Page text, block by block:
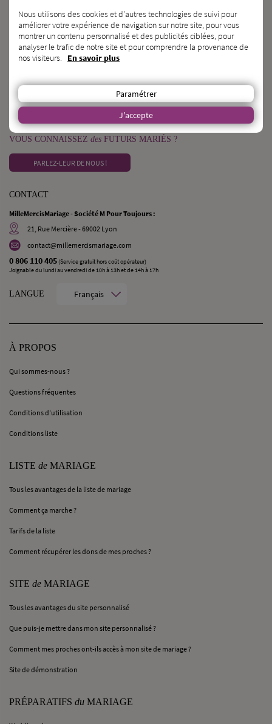
BESOINd’uneCAGNOTTE GÉNÉRALISTE ?
DÉCOUVRIR KAGNOTTE.COM
PROFESSIONNELduMARIAGE ?
INSCRIVEZ-VOUS SUR L’ANNUAIRE
VOUS CONNAISSEZ des FUTURS MARIÉS ?
PARLEZ-LEUR DE NOUS !
CONTACT
MilleMercisMariage - Société M Pour Toujours :
21, Rue Mercière - 69002 Lyon
contact@millemercismariage.com
0 806 110 405 (Service gratuit hors coût opérateur)
Joignable du lundi au vendredi de 10h à 13h et de 14h à 17h
LANGUE Français
À PROPOS
Qui sommes-nous ?
Questions fréquentes
Conditions d’utilisation
Conditions liste
LISTE de MARIAGE
Tous les avantages de la liste de mariage
Comment ça marche ?
Tarifs de la liste
Comment récupérer les dons de mes proches ?
SITE de MARIAGE
Tous les avantages du site personnalisé
Que puis-je mettre dans mon site personnalisé ?
Comment mes proches ont-ils accès à mon site de mariage ?
Site de démonstration
PRÉPARATIFS du MARIAGE
Nous utilisons des cookies et d'autres technologies de suivi pour
améliorer votre expérience de navigation sur notre site, pour vous
montrer un contenu personnalisé et des publicités ciblées, pour
analyser le trafic de notre site et pour comprendre la provenance de
nos visiteurs. En savoir plus
Paramétrer
J'accepte